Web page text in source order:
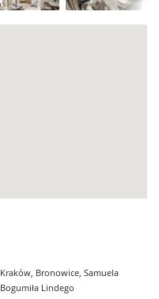
Kraków, Bronowice, Samuela
Bogumiła Lindego